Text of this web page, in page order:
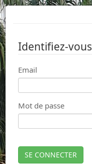
Identifiez-vous
Email
Mot de passe
SE CONNECTER